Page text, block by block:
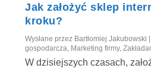
Jak założyć sklep
kroku?
Wysłane przez Bartłomiej Jakubowski |
gospodarcza Marketing firmy,
W dzisiejszych czasach,